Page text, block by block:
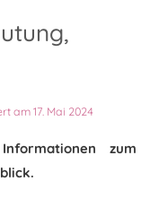
am 17. Mai 2024
zum